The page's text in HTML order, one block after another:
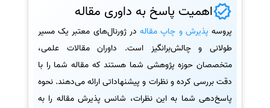
اهمیت پاسخ به داوری مقاله
پروسه پذیرش و چاپ مقالهدر ژورنال‌های معتبر یک مسیر
طولانی و چالش‌برانگیز است. داوران مقالات علمی،
متخصصان حوزه پژوهشی شما هستند که مقاله شما را با
دقت بررسی کرده و نظرات و پیشنهاداتی ارائه می‌دهند. نحوه
پاسخ‌دهی شما به این نظرات، شانس پذیرش مقاله را به